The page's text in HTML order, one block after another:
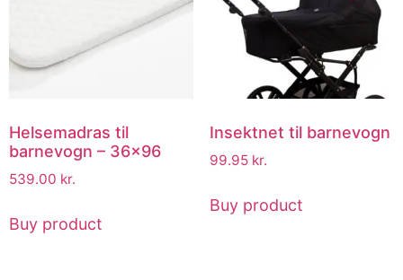
Helsemadras til
barnevogn – 36×96
539.00 kr.
Buy product
Insektnet til barnevogn
99.95 kr.
Buy product